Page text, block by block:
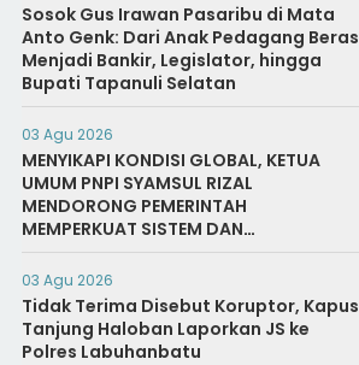
Sosok Gus Irawan Pasaribu di Mata
Anto Genk: Dari Anak Pedagang Beras
Menjadi Bankir, Legislator, hingga
Bupati Tapanuli Selatan
03 Agu 2026
MENYIKAPI KONDISI GLOBAL, KETUA
UMUM PNPI SYAMSUL RIZAL
MENDORONG PEMERINTAH
MEMPERKUAT SISTEM DAN
INFRASTRUKTUR INTELIJEN NEGARA
03 Agu 2026
Tidak Terima Disebut Koruptor, Kapus
Tanjung Haloban Laporkan JS ke
Polres Labuhanbatu